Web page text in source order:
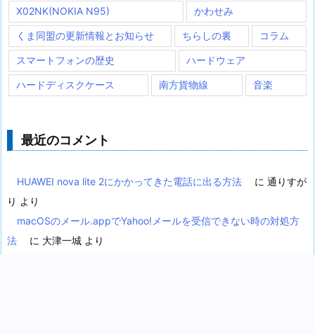
X02NK(NOKIA N95)
かわせみ
くま同盟の更新情報とお知らせ ちらしの裏 コラム
スマートフォンの歴史 ハードウェア
ハードディスクケース 南方貨物線 音楽
最近のコメント
HUAWEI nova lite 2にかかってきた電話に出る方法 に 通りすが
り より
macOSのメール.appでYahoo!メールを受信できない時の対処方
法
に 大津一城 より